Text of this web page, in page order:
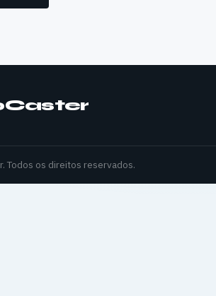
Todos os direitos reservados.